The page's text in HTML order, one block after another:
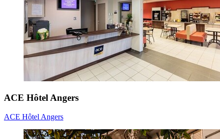
ACE Hôtel Angers
ACE Hôtel Angers